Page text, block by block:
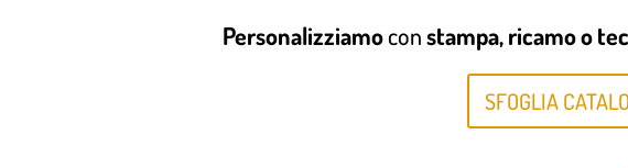
Personalizziamoconstampa, ricamo o
SFOGLIA